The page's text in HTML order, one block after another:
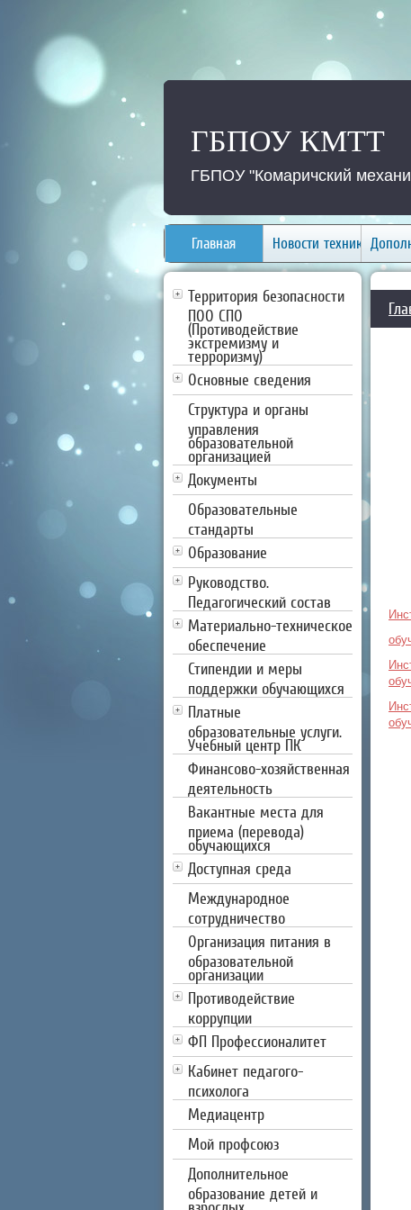
ГБПОУ КМТТ
ГБПОУ "Комаричский
Главная Новости техникума
Территория безопасности
ПОО СПО
(Противодействие
экстремизму и
терроризму)
Основные сведения
Структура и органы
управления
образовательной
организацией
Документы
Образовательные
стандарты
Образование
Руководство.
Педагогический состав
Материально-техническое
обеспечение
Стипендии и меры
поддержки обучающихся
Платные
образовательные услуги.
Учебный центр ПК
Финансово-хозяйственная
деятельность
Вакантные места для
приема (перевода)
обучающихся
Доступная среда
Международное
сотрудничество
Организация питания в
образовательной
организации
Противодействие
коррупции
ФП Профессионалитет
Кабинет педагого-
психолога
Медиацентр
Мой профсоюз
Дополнительное
образование детей и
взрослых